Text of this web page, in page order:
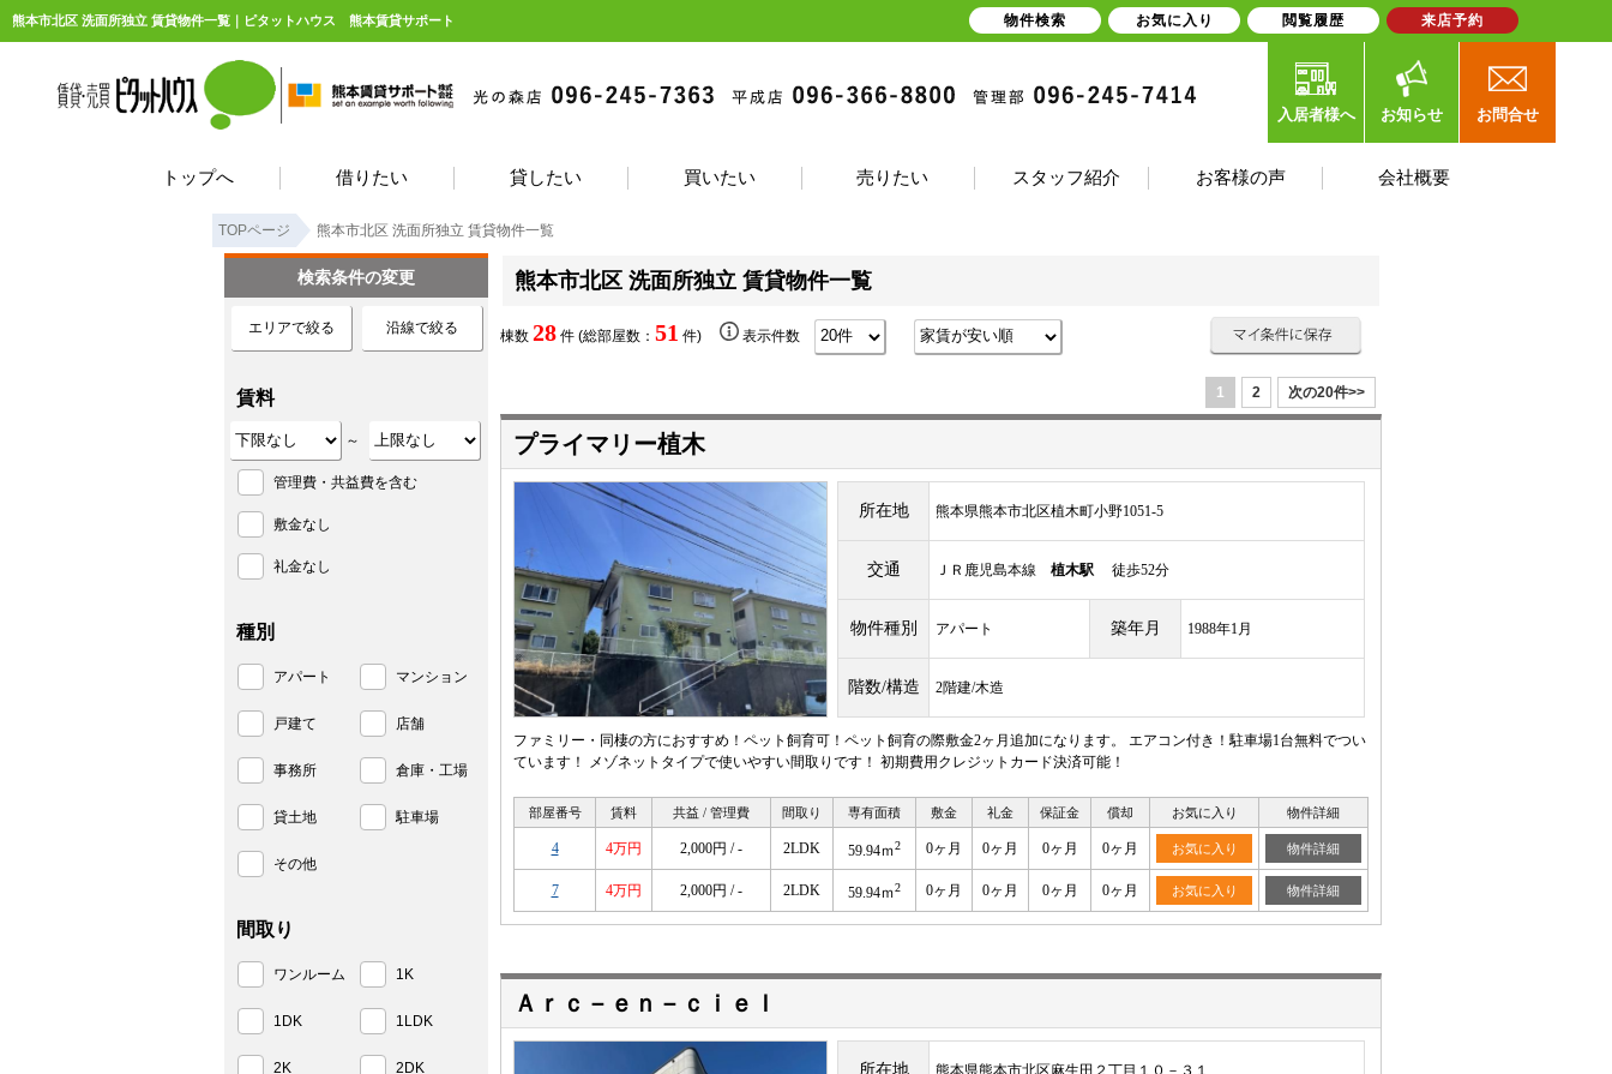
熊本市北区 洗面所独立 賃貸物件一覧｜ピタットハウス 熊本賃貸サポート
入居者様へ お知らせ お問合せ
トップへ 借りたい 貸したい 買いたい 売りたい スタッフ紹介 お客様の声 会社概要
TOPページ 熊本市北区 洗面所独立 賃貸物件一覧
熊本市北区 洗面所独立 賃貸物件一覧
棟数 28 件 (総部屋数： 51 件) 表示件数
1 2 次の20件>>
プライマリー植木
所在地 熊本県熊本市北区植木町小野1051-5
交通 ＪＲ鹿児島本線 植木駅 徒歩52分
物件種別 アパート 築年月 1988年1月
階数/構造 2階建/木造
ファミリー・同棲の方におすすめ！ペット飼育可！ペット飼育の際敷金2ヶ月追加になります。 エアコン付き！駐車場1台無料でつい
ています！ メゾネットタイプで使いやすい間取りです！ 初期費用クレジットカード決済可能！
部屋番号 賃料 共益 / 管理費 間取り 専有面積 敷金 礼金 保証金 償却 お気に入り 物件詳細
4 4万円 2,000円 / - 2LDK 59.94ｍ2 0ヶ月 0ヶ月 0ヶ月 0ヶ月 お気に入り 物件詳細
7 4万円 2,000円 / - 2LDK 59.94ｍ2 0ヶ月 0ヶ月 0ヶ月 0ヶ月 お気に入り 物件詳細
Ａｒｃ－ｅｎ－ｃｉｅｌ
所在地 熊本県熊本市北区麻生田２丁目１０－３１
検索条件の変更
エリアで絞る 沿線で絞る
賃料
～
管理費・共益費を含む
敷金なし
礼金なし
種別
アパート マンション
戸建て 店舗
事務所 倉庫・工場
貸土地 駐車場
その他
間取り
ワンルーム 1K
1DK 1LDK
2K 2DK
物件検索 お気に入り 閲覧履歴 来店予約